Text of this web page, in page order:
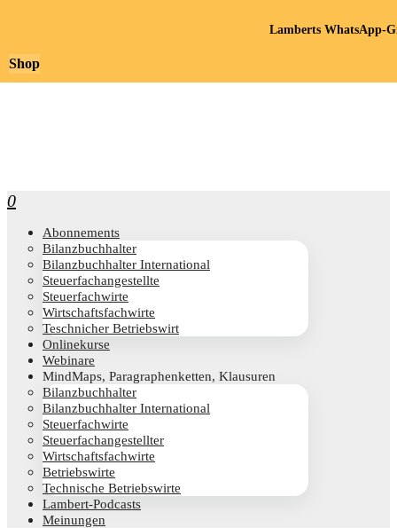
0
Abon­ne­ments
Bilanz­buch­hal­ter
Bilanz­buch­hal­ter International
Steu­er­fach­an­ge­stell­te
Steu­er­fach­wir­te
Wirt­schafts­fach­wir­te
Teschni­cher Betriebswirt
Online­kur­se
Web­i­na­re
Mind­Maps, Para­gra­phen­ket­ten, Klausuren
Bilanz­buch­hal­ter
Bilanz­buch­hal­ter International
Steu­er­fach­wir­te
Steu­er­fach­an­ge­stell­ter
Wirt­schafts­fach­wir­te
Betriebs­wir­te
Tech­ni­sche Betriebswirte
Lam­­bert-Pod­­casts
Mei­nun­gen
Shop
Lamberts WhatsApp-